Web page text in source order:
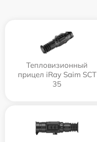
Тепловизионный
прицел iRay Saim SCT
35